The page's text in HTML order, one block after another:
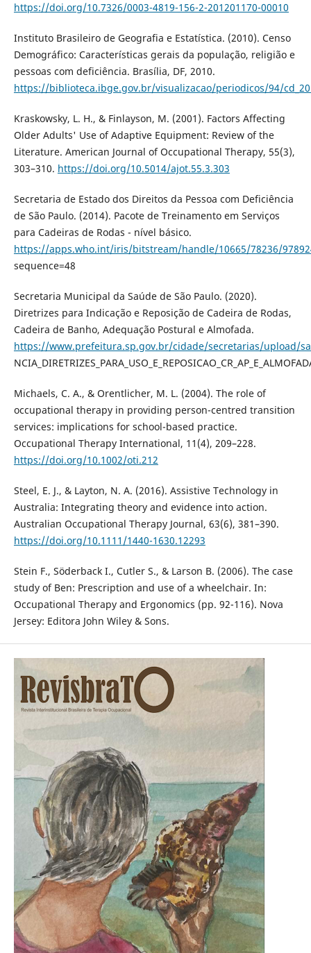
https://doi.org/10.7326/0003-4819-156-2-201201170-00010
Instituto Brasileiro de Geografia e Estatística. (2010). Censo
Demográfico: Características gerais da população, religião e
pessoas com deficiência. Brasília, DF, 2010.
https://biblioteca.ibge.gov.br/visualizacao/periodicos/94/
Kraskowsky, L. H., & Finlayson, M. (2001). Factors Affecting
Older Adults' Use of Adaptive Equipment: Review of the
Literature. American Journal of Occupational Therapy, 55(3),
303–310. https://doi.org/10.5014/ajot.55.3.303
Secretaria de Estado dos Direitos da Pessoa com Deficiência
de São Paulo. (2014). Pacote de Treinamento em Serviços
para Cadeiras de Rodas - nível básico.
https://apps.who.int/iris/bitstream/handle/10665/78236/
sequence=48
Secretaria Municipal da Saúde de São Paulo. (2020).
Diretrizes para Indicação e Reposição de Cadeira de Rodas,
Cadeira de Banho, Adequação Postural e Almofada.
https://www.prefeitura.sp.gov.br/cidade/secretarias/upload/
Michaels, C. A., & Orentlicher, M. L. (2004). The role of
occupational therapy in providing person-centred transition
services: implications for school-based practice.
Occupational Therapy International, 11(4), 209–228.
https://doi.org/10.1002/oti.212
Steel, E. J., & Layton, N. A. (2016). Assistive Technology in
Australia: Integrating theory and evidence into action.
Australian Occupational Therapy Journal, 63(6), 381–390.
https://doi.org/10.1111/1440-1630.12293
Stein F., Söderback I., Cutler S., & Larson B. (2006). The case
study of Ben: Prescription and use of a wheelchair. In:
Occupational Therapy and Ergonomics (pp. 92-116). Nova
Jersey: Editora John Wiley & Sons.